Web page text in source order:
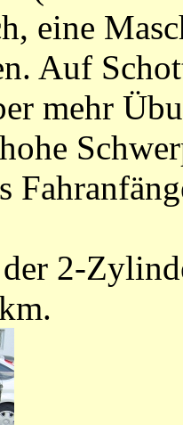
eine
Auf
mehr
2-